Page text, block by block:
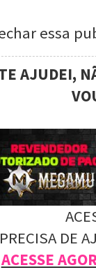
essa
AJUDEI,
PRECISA DE
ACESSE